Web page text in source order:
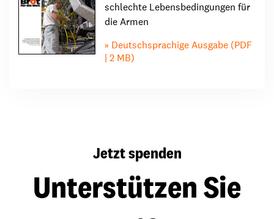
schlechte Lebensbedingungen für
die Armen
Deutschsprachige Ausgabe (PDF
| 2 MB)
Jetzt spenden
Unterstützen Sie